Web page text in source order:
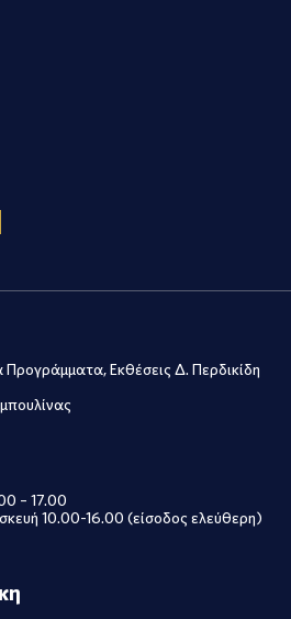
Προγράμματα, Εκθέσεις Δ. Περδικίδη
– 17.00
10.00-16.00 (είσοδος ελεύθερη)